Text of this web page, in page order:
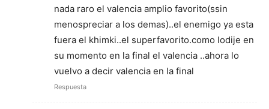
nada raro el valencia amplio favorito(ssin
menospreciar a los demas)..el enemigo ya esta
fuera el khimki..el superfavorito.como lodije en
su momento en la final el valencia ..ahora lo
vuelvo a decir valencia en la final
Respuesta